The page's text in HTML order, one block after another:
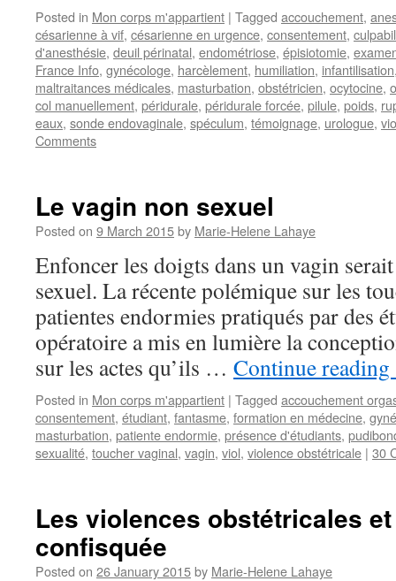
Posted in Mon corps m'appartient | Tagged accouchement,
césarienne à vif, césarienne en urgence, consentement,
d'anesthésie, deuil périnatal, endométriose, épisiotomie,
France Info, gynécologe, harcèlement, humiliation, infantilisation
maltraitances médicales, masturbation, obstétricien, ocytocine,
col manuellement, péridurale, péridurale forcée, pilule, poids,
eaux, sonde endovaginale, spéculum, témoignage, urologue,
Comments
Le vagin non sexuel
Posted on 9 March 2015by Marie-Helene Lahaye
Enfoncer les doigts dans un vagin
sexuel. La récente polémique sur les
patientes endormies pratiqués par des
opératoire a mis en lumière la
sur les actes qu’ils … Continue reading
Posted in Mon corps m'appartient | Tagged accouchement
consentement, étudiant, fantasme, formation en médecine,
masturbation, patiente endormie, présence d'étudiants,
sexualité, toucher vaginal, vagin, viol, violence obstétricale | 30
Les violences obstétricales
confisquée
Posted on 26 January 2015by Marie-Helene Lahaye